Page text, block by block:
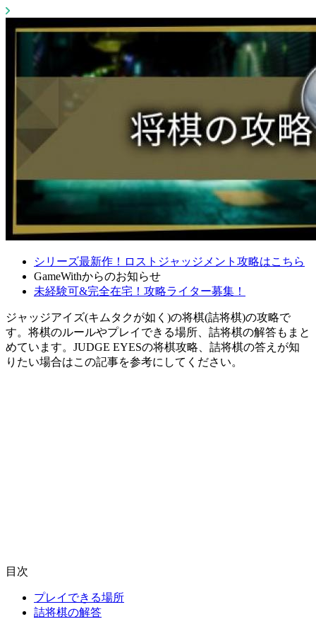
シリーズ最新作！ロストジャッジメント攻略はこちら
GameWithからのお知らせ
未経験可&完全在宅！攻略ライター募集！
ジャッジアイズ(キムタクが如く)の将棋(詰将棋)の攻略で
す。将棋のルールやプレイできる場所、詰将棋の解答もまと
めています。JUDGE EYESの将棋攻略、詰将棋の答えが知
りたい場合はこの記事を参考にしてください。
目次
プレイできる場所
詰将棋の解答